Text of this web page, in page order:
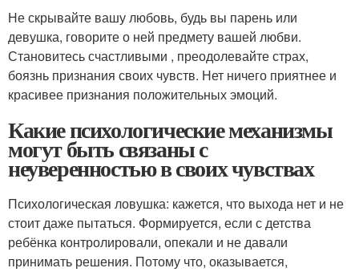
Не скрывайте вашу любовь, будь вы парень или
девушка, говорите о ней предмету вашей любви.
Становитесь счастливыми , преодолевайте страх,
боязнь признания своих чувств. Нет ничего приятнее и
красивее признания положительных эмоций.
Какие психологические механизмы
могут быть связаны с
неуверенностью в своих чувствах
Психологическая ловушка: кажется, что выхода нет и не
стоит даже пытаться. Формируется, если с детства
ребёнка контролировали, опекали и не давали
принимать решения. Потому что, оказывается,